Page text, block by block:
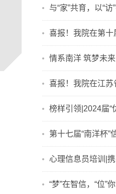
与“家”共育，以“
喜报！我院在第
情系南洋 筑梦未
喜报！我院在江苏
榜样引领|2024届“
第十七届“南洋杯”
心理信息员培训|
“梦”在智信，“位”